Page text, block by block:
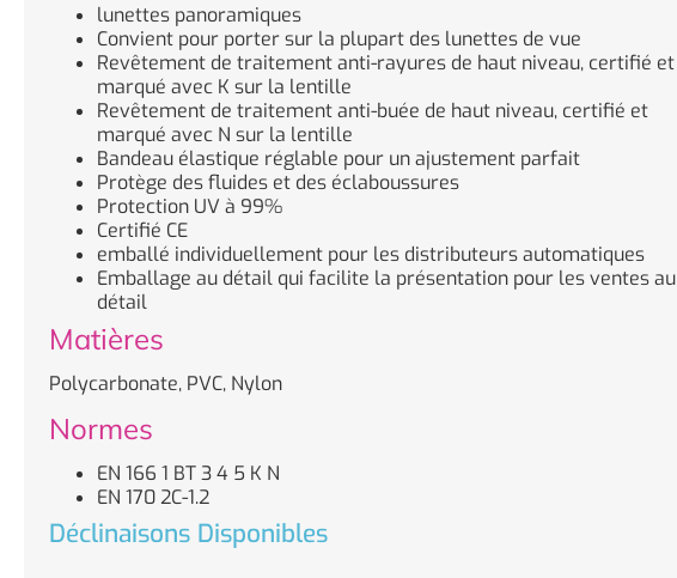
lunettes panoramiques
Convient pour porter sur la plupart des lunettes de vue
Revêtement de traitement anti-rayures de haut niveau, certifié et
marqué avec K sur la lentille
Revêtement de traitement anti-buée de haut niveau, certifié et
marqué avec N sur la lentille
Bandeau élastique réglable pour un ajustement parfait
Protège des fluides et des éclaboussures
Protection UV à 99%
Certifié CE
emballé individuellement pour les distributeurs automatiques
Emballage au détail qui facilite la présentation pour les ventes au
détail
Matières
Polycarbonate, PVC, Nylon
Normes
EN 166 1 BT 3 4 5 K N
EN 170 2C-1.2
Déclinaisons Disponibles